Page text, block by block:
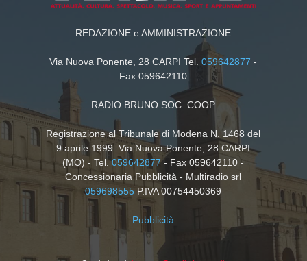
REDAZIONE e AMMINISTRAZIONE
Via Nuova Ponente, 28 CARPI Tel.059642877 -
Fax 059642110
RADIO BRUNO SOC. COOP
Registrazione al Tribunale di Modena N. 1468 del
9 aprile 1999. Via Nuova Ponente, 28 CARPI
(MO) - Tel.059642877- Fax 059642110 -
Concessionaria Pubblicità - Multiradio srl
059698555 P.IVA 00754450369
Pubblicità